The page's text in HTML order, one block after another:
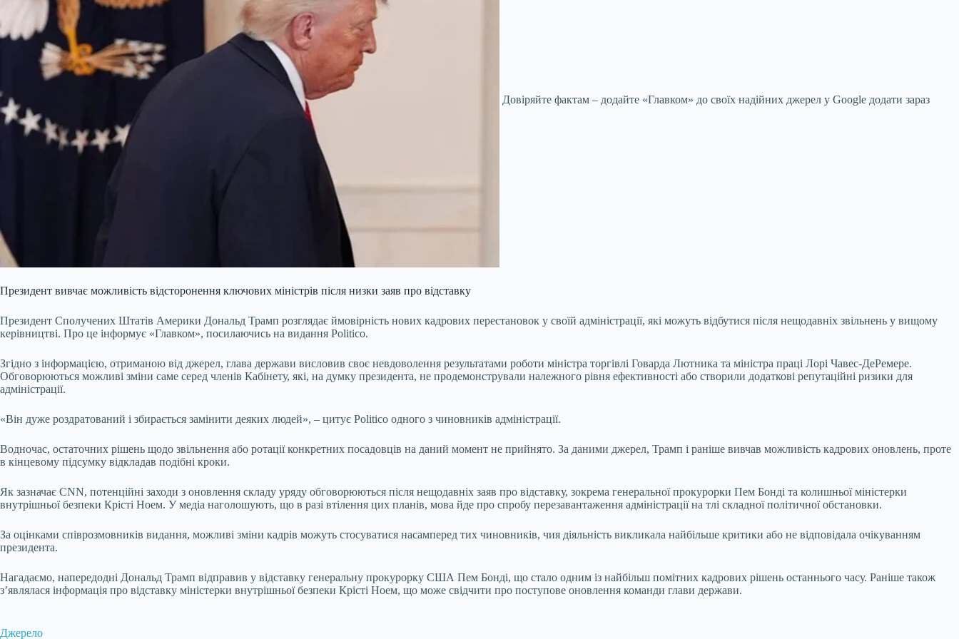
Довіряйте фактам – додайте «Главком» до своїх надійних джерел у Google додати зараз
Президент вивчає можливість відсторонення ключових міністрів після низки заяв про відставку
Президент Сполучених Штатів Америки Дональд Трамп розглядає ймовірність нових кадрових перестановок у своїй адміністрації, які можуть відбутися після нещодавніх звільнень у вищому
керівництві. Про це інформує «Главком», посилаючись на видання Politico.
Згідно з інформацією, отриманою від джерел, глава держави висловив своє невдоволення результатами роботи міністра торгівлі Говарда Лютника та міністра праці Лорі Чавес-ДеРемере.
Обговорюються можливі зміни саме серед членів Кабінету, які, на думку президента, не продемонстрували належного рівня ефективності або створили додаткові репутаційні ризики для
адміністрації.
«Він дуже роздратований і збирається замінити деяких людей», – цитує Politico одного з чиновників адміністрації.
Водночас, остаточних рішень щодо звільнення або ротації конкретних посадовців на даний момент не прийнято. За даними джерел, Трамп і раніше вивчав можливість кадрових оновлень, проте
в кінцевому підсумку відкладав подібні кроки.
Як зазначає CNN, потенційні заходи з оновлення складу уряду обговорюються після нещодавніх заяв про відставку, зокрема генеральної прокурорки Пем Бонді та колишньої міністерки
внутрішньої безпеки Крісті Ноем. У медіа наголошують, що в разі втілення цих планів, мова йде про спробу перезавантаження адміністрації на тлі складної політичної обстановки.
За оцінками співрозмовників видання, можливі зміни кадрів можуть стосуватися насамперед тих чиновників, чия діяльність викликала найбільше критики або не відповідала очікуванням
президента.
Нагадаємо, напередодні Дональд Трамп відправив у відставку генеральну прокурорку США Пем Бонді, що стало одним із найбільш помітних кадрових рішень останнього часу. Раніше також
з’являлася інформація про відставку міністерки внутрішньої безпеки Крісті Ноем, що може свідчити про поступове оновлення команди глави держави.
Джерело